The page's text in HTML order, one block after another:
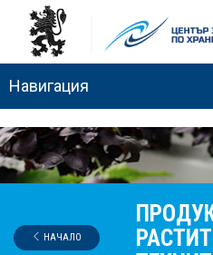
Навигация
НАЧАЛО